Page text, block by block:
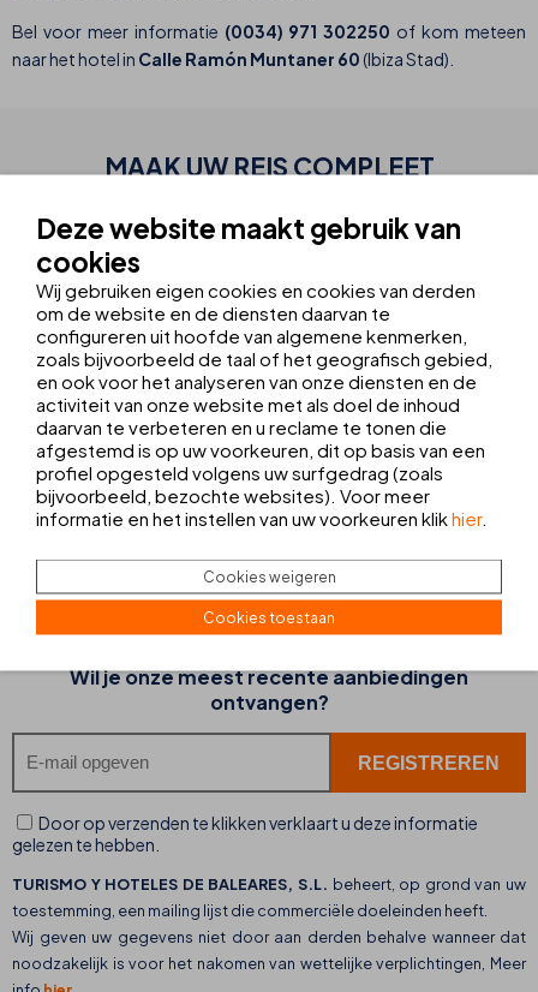
Bel voor meer informatie (0034) 971 302250 of kom meteen
naar het hotel in Calle Ramón Muntaner 60 (Ibiza Stad).
MAAK UWREISCOMPLEET
TRANSFER + EXCURSIES
Boek uw vervoer en excursies
HUUR EEN AUTO
Reserveer uw auto bij Europcar
VERENIGING ASOCIACIÓN
CRISTÓBAL COLÓN
Bezoek de tentoonstelling in Mallorca
OPGEVEN VOOR NEWSLETTER
Wil je onze meest recente aanbiedingen
ontvangen?
Door op verzenden te klikken verklaart u deze informatie
gelezen te hebben.
TURISMO Y HOTELES DE BALEARES, S.L. beheert, op grond van uw
toestemming, een mailing lijst die commerciële doeleinden heeft.
Wij geven uw gegevens niet door aan derden behalve wanneer dat
noodzakelijk is voor het nakomen van wettelijke verplichtingen, Meer
Deze website maakt gebruik van
cookies
Wij gebruiken eigen cookies en cookies van derden
om de website en de diensten daarvan te
configureren uit hoofde van algemene kenmerken,
zoals bijvoorbeeld de taal of het geografisch gebied,
en ook voor het analyseren van onze diensten en de
activiteit van onze website met als doel de inhoud
daarvan te verbeteren en u reclame te tonen die
afgestemd is op uw voorkeuren, dit op basis van een
profiel opgesteld volgens uw surfgedrag (zoals
bijvoorbeeld, bezochte websites). Voor meer
informatie en het instellen van uw voorkeuren klikhier.
Cookies weigeren
Cookies toestaan